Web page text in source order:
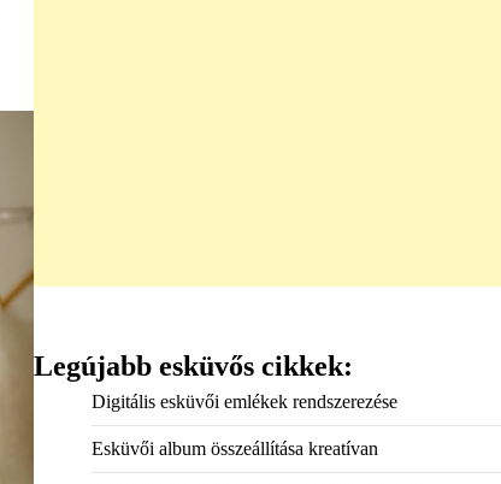
Legújabb esküvős cikkek:
Digitális esküvői emlékek rendszerezése
Esküvői album összeállítása kreatívan